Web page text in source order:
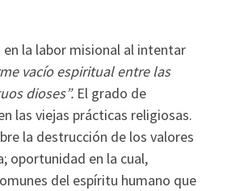
la labor misional al intentar
vacío espiritual entre las
dioses”. El grado de
las viejas prácticas religiosas.
la destrucción de los valores
oportunidad en la cual,
del espíritu humano que